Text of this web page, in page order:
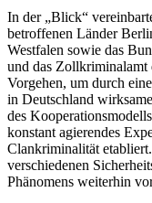
In der „Blick“
betroffenen Länder
Westfalen sowie das
und das Zollkriminalamt
Vorgehen, um durch
in Deutschland
des
konstant agierendes
Clankriminalität
verschiedenen
Phänomens weiterhin